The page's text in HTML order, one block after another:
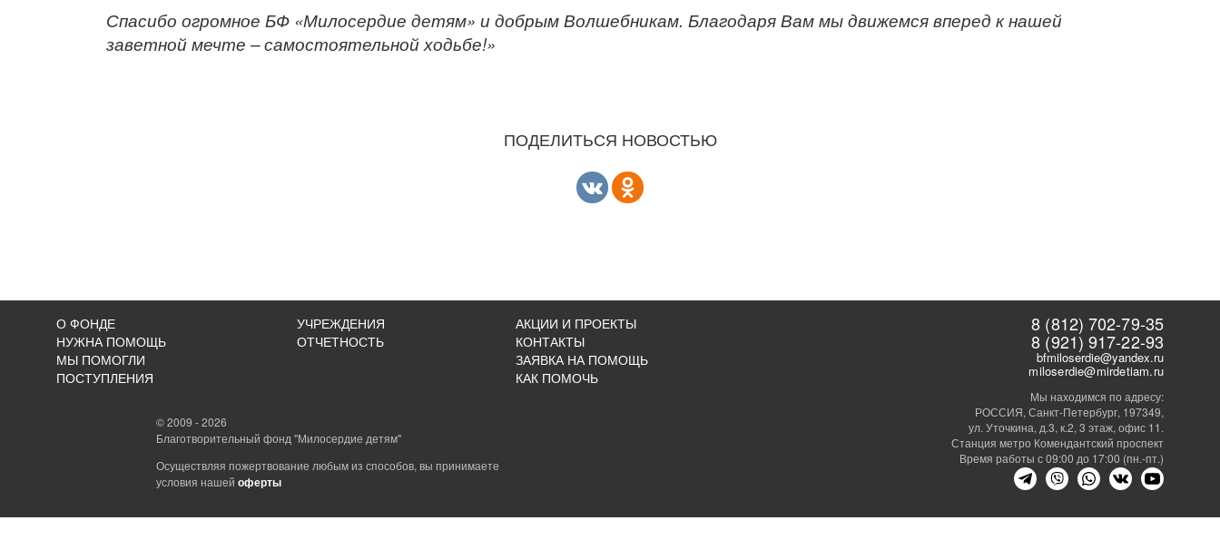
Спасибо огромное БФ «Милосердие детям» и добрым Волшебникам. Благодаря Вам мы движемся вперед к нашей
заветной мечте – самостоятельной ходьбе!»
ПОДЕЛИТЬСЯ НОВОСТЬЮ
О ФОНДЕ
НУЖНА ПОМОЩЬ
МЫ ПОМОГЛИ
ПОСТУПЛЕНИЯ
УЧРЕЖДЕНИЯ
ОТЧЕТНОСТЬ
АКЦИИ И ПРОЕКТЫ
КОНТАКТЫ
ЗАЯВКА НА ПОМОЩЬ
КАК ПОМОЧЬ
© 2009 - 2026
Благотворительный фонд "Милосердие детям"
Осуществляя пожертвование любым из способов, вы принимаете
условия нашей оферты
8 (812) 702-79-35
8 (921) 917-22-93
bfmiloserdie@yandex.ru
miloserdie@mirdetiam.ru
Мы находимся по адресу:
РОССИЯ, Санкт-Петербург, 197349,
ул. Уточкина, д.3, к.2, 3 этаж, офис 11.
Станция метро Комендантский проспект
Время работы с 09:00 до 17:00 (пн.-пт.)